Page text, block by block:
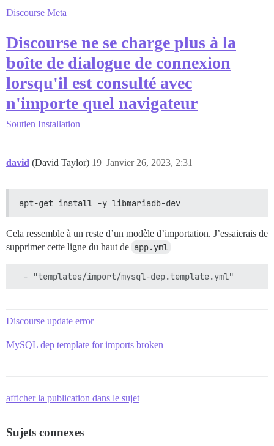
Discourse Meta
Discourse ne se charge plus à la
boîte de dialogue de connexion
lorsqu'il est consulté avec
n'importe quel navigateur
Soutien Installation
david (David Taylor) Janvier 26, 2023, 2:31
19
apt-get install -y libmariadb-dev
Cela ressemble à un reste d’un modèle d’importation. J’essaierais de
supprimer cette ligne du haut de app.yml
Discourse update error
MySQL dep template for imports broken
afficher la publication dans le sujet
Sujets connexes